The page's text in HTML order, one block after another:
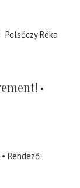
Pelsőczy Réka
Rendező